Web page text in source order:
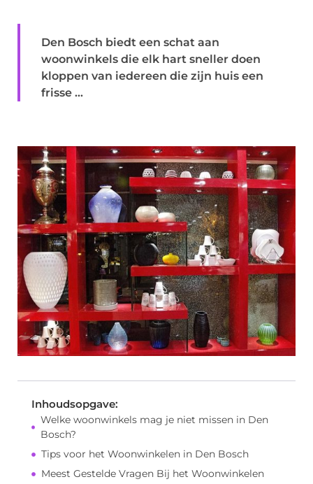
Den Bosch biedt een schat aan
woonwinkels die elk hart sneller doen
kloppen van iedereen die zijn huis een
frisse ...
Inhoudsopgave:
Welke woonwinkels mag je niet missen in Den
Bosch?
Tips voor het Woonwinkelen in Den Bosch
Meest Gestelde Vragen Bij het Woonwinkelen